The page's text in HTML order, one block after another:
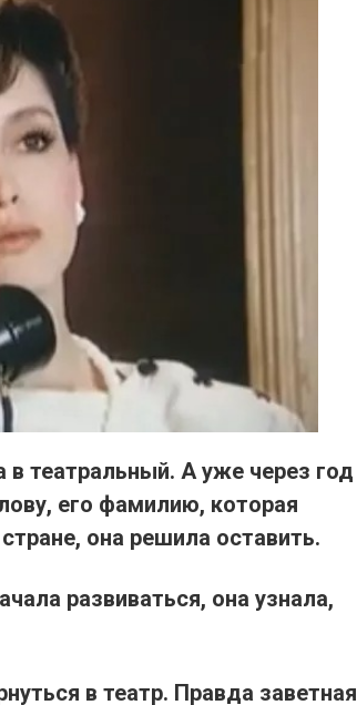
в театральный. А уже через год
его фамилию, которая
она решила оставить.
развиваться, она узнала,
в театр. Правда заветная